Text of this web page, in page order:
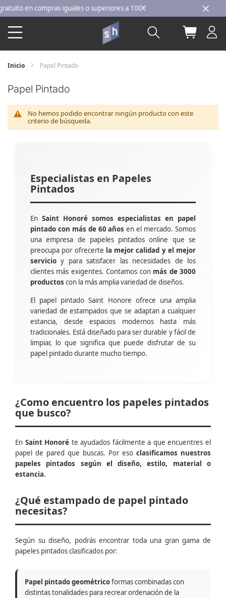
Ir
al
contenido
en compras iguales o superiores a 100€
Buscar Mi
Inicio Papel Pintado
Papel Pintado
No hemos podido encontrar ningún producto con este
criterio de búsqueda.
Especialistas en Papeles
Pintados
En Saint Honoré somos especialistas en papel
pintado con más de 60 años en el mercado. Somos
una empresa de papeles pintados online que se
preocupa por ofrecerte la mejor calidad y el mejor
servicio y para satisfacer las necesidades de los
clientes más exigentes. Contamos con más de 3000
productos con la más amplia variedad de diseños.
El papel pintado Saint Honore ofrece una amplia
variedad de estampados que se adaptan a cualquier
estancia, desde espacios modernos hasta más
tradicionales. Está diseñado para ser durable y fácil de
limpiar, lo que significa que puede disfrutar de su
papel pintado durante mucho tiempo.
¿Como encuentro los papeles pintados
que busco?
En Saint Honoré te ayudados fácilmente a que encuentres el
papel de pared que buscas. Por eso clasificamos nuestros
papeles pintados según el diseño, estilo, material o
estancia.
¿Qué estampado de papel pintado
necesitas?
Según su diseño, podrás encontrar toda una gran gama de
papeles pintados clasificados por:
Papel pintado geométricoformas combinadas con
distintas tonalidades para recrear ordenación de la